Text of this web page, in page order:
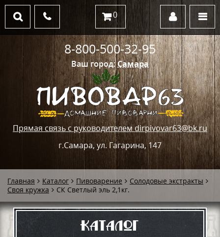
Ваш город:Самара
Прямая связь с руководителем dirpivovar63@bk.ru
г.Самара, ул. Гагарина, 147
8-800-500-32-95
0
Главная Каталог Пивоварение
Солодовые экстракты
Своя кружка
СК Светлый эль 2,1кг.
Каталог